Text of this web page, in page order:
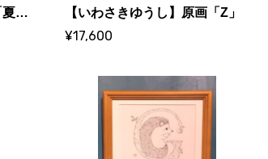
【いわさきゆうし】原画「夏の思い出」 【いわさきゆうし】原画「Z」
¥17,600